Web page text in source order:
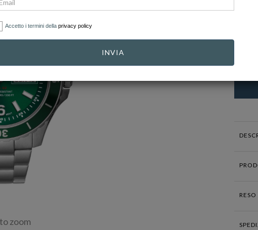
zoom
Accetto i termini della privacy policy
INVIA